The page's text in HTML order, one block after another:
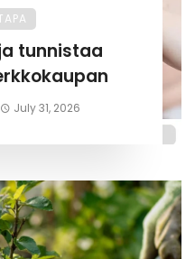
tunnistaa
July 31, 2026